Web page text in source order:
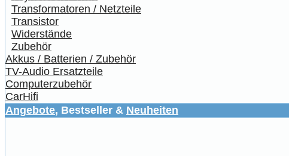
Transformatoren / Netzteile
Transistor
Widerstände
Zubehör
Akkus / Batterien / Zubehör
TV-Audio Ersatzteile
Computerzubehör
CarHifi
Angebote, Bestseller & Neuheiten